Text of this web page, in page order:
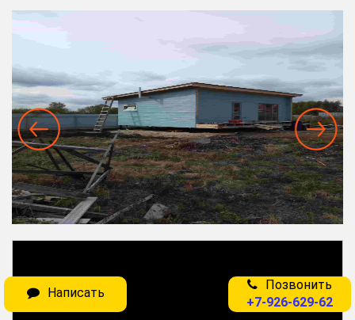
Позвонить
+7-926-629-62
Написать